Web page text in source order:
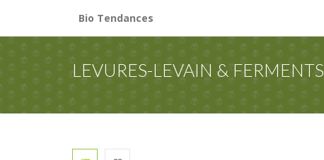
Bio Tendances
LEVURES-LEVAIN & FERMENTS